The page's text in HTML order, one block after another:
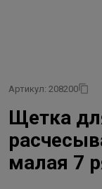
Артикул: 208200
Щетка
малая 7